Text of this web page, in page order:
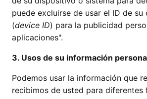
puede excluirse de usar el ID de su
(device ID) para la publicidad
aplicaciones".
3. Usos de su información
Podemos usar la información que
recibimos de usted para diferentes